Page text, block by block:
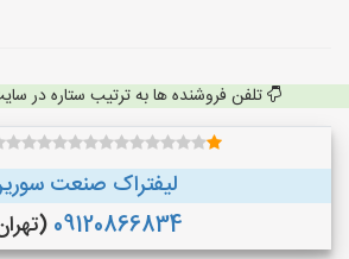
تلفن فروشنده ها به ترتیب ستاره در
لیفتراک صنعت
09120866834